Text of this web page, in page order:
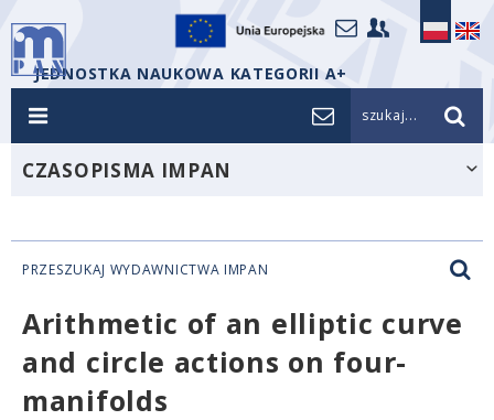
JEDNOSTKA NAUKOWA KATEGORII A+
szukaj...
CZASOPISMA IMPAN
PRZESZUKAJ WYDAWNICTWA IMPAN
Arithmetic of an elliptic curve
and circle actions on four-
manifolds